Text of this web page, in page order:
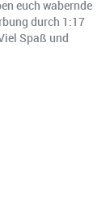
euch wabernde
durch 1:17
Spaß und